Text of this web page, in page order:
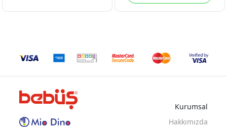
A. YESIL K. YESIL
Kurumsal
Hakkımızda